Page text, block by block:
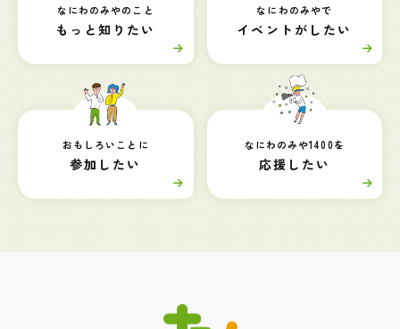
なにわのみやのこと
もっと知りたい
なにわのみやで
イベントがしたい
おもしろいことに
参加したい
なにわのみや1400を
応援したい